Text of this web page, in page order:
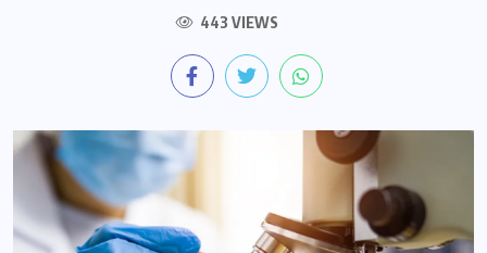
443 VIEWS